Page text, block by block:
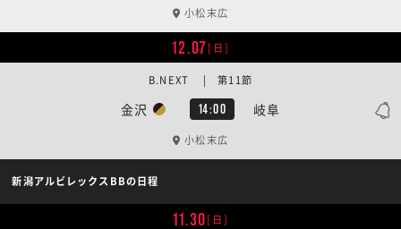
小松末広
12.07[日]
金沢 14:00 岐阜
B.NEXT | 第11節
小松末広
新潟アルビレックスBBの日程
11.30[日]